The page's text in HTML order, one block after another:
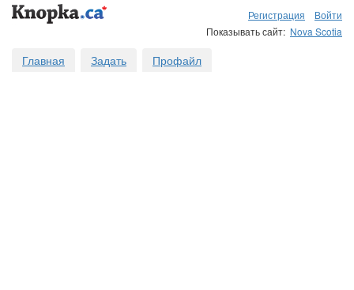
Регистрация
Войти
Показывать сайт: Nova Scotia
Главная Задать Профайл